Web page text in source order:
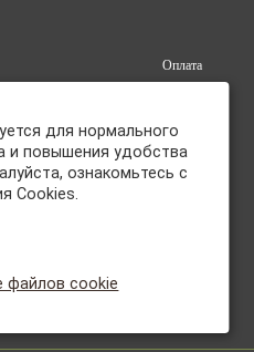
Оплата
Доставка
Политика использования файлов
cookie
Согласие на обработку
для нормального
и повышения удобства
ознакомьтесь с
Cookies.
файлов cookie